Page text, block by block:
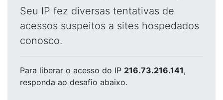
Seu IP fez diversas tentativas de
acessos suspeitos a sites hospedados
conosco.
Para liberar o acesso do IP 216.73.216.141,
responda ao desafio abaixo.